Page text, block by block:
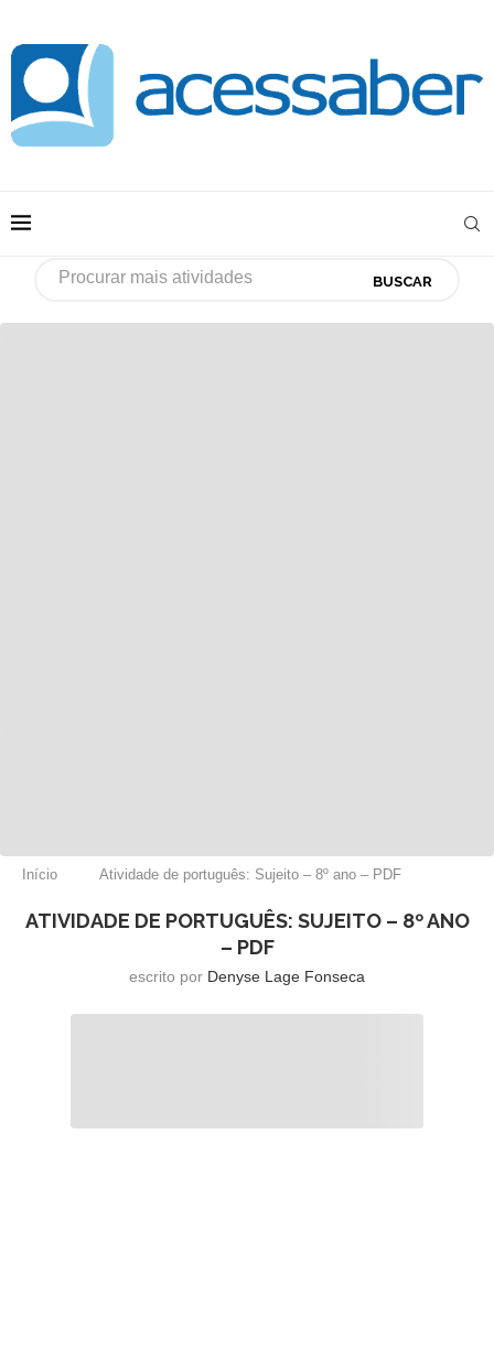
BUSCAR
Início Atividade de português: Sujeito – 8º ano – PDF
ATIVIDADE DE PORTUGUÊS: SUJEITO – 8º ANO
– PDF
escrito por Denyse Lage Fonseca